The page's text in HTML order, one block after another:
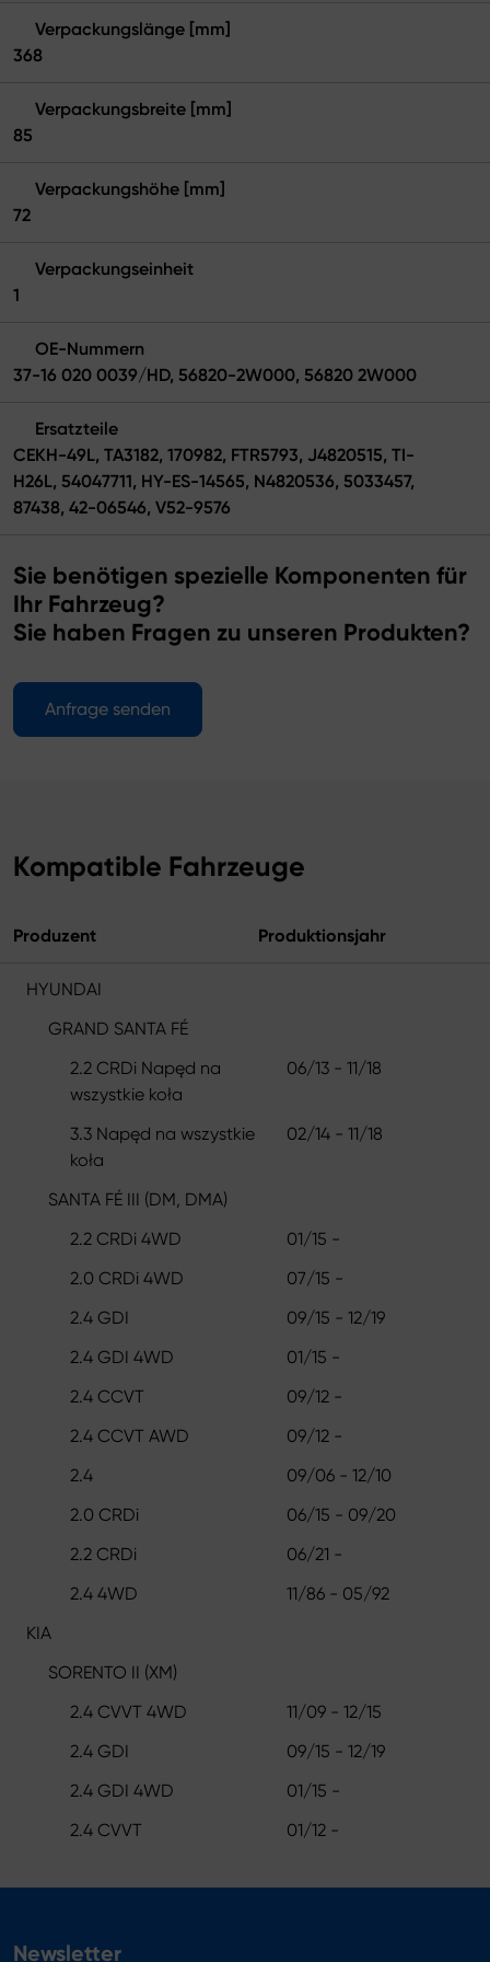
Verpackungslänge [mm]
368
Verpackungsbreite [mm]
85
Verpackungshöhe [mm]
72
Verpackungseinheit
1
OE-Nummern
37-16 020 0039/HD, 56820-2W000, 56820 2W000
Ersatzteile
CEKH-49L, TA3182, 170982, FTR5793, J4820515, TI-
H26L, 54047711, HY-ES-14565, N4820536, 5033457,
87438, 42-06546, V52-9576
Sie benötigen spezielle Komponenten für
Ihr Fahrzeug?
Sie haben Fragen zu unseren Produkten?
Anfrage senden
Kompatible Fahrzeuge
Produzent Produktionsjahr
HYUNDAI
GRAND SANTA FÉ
2.2 CRDi Napęd na
wszystkie koła
06/13 - 11/18
3.3 Napęd na wszystkie
koła
02/14 - 11/18
SANTA FÉ III (DM, DMA)
2.2 CRDi 4WD
01/15 -
2.0 CRDi 4WD
07/15 -
2.4 GDI
09/15 - 12/19
2.4 GDI 4WD
01/15 -
2.4 CCVT
09/12 -
2.4 CCVT AWD
09/12 -
2.4
09/06 - 12/10
2.0 CRDi
06/15 - 09/20
2.2 CRDi
06/21 -
2.4 4WD
11/86 - 05/92
KIA
SORENTO II (XM)
2.4 CVVT 4WD
11/09 - 12/15
2.4 GDI
09/15 - 12/19
2.4 GDI 4WD
01/15 -
2.4 CVVT
01/12 -
Newsletter